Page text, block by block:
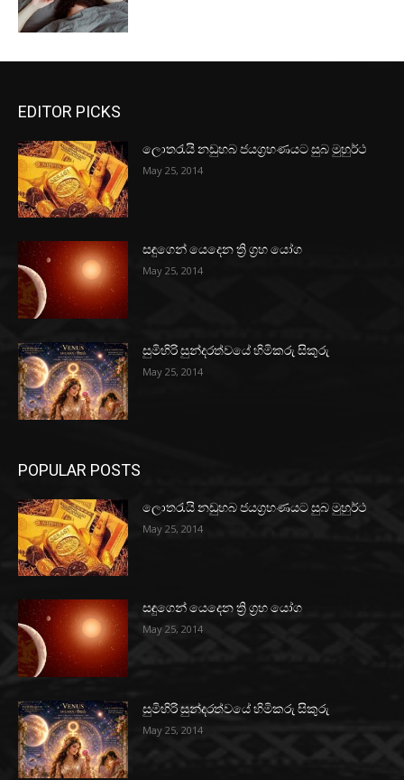
EDITOR PICKS
ලොතරැයි නඩුහබ ජයග්‍රහණයට සුබ මුහුර්ථ
May 25, 2014
සඳුගෙන් යෙදෙන ත්‍රි ග්‍රහ යෝග
May 25, 2014
සුමිහිරි සුන්දරත්වයේ හිමිකරු සිකුරු
May 25, 2014
POPULAR POSTS
ලොතරැයි නඩුහබ ජයග්‍රහණයට සුබ මුහුර්ථ
May 25, 2014
සඳුගෙන් යෙදෙන ත්‍රි ග්‍රහ යෝග
May 25, 2014
සුමිහිරි සුන්දරත්වයේ හිමිකරු සිකුරු
May 25, 2014